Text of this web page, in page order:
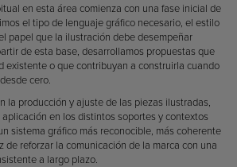
en esta área comienza con una fase inicial de
el tipo de lenguaje gráfico necesario, el estilo
papel que la ilustración debe desempeñar
de esta base, desarrollamos propuestas que
existente o que contribuyan a construirla cuando
cero.
la producción y ajuste de las piezas ilustradas,
en los distintos soportes y contextos
sistema gráfico más reconocible, más coherente
de reforzar la comunicación de la marca con una
a largo plazo.